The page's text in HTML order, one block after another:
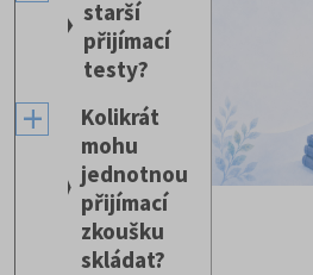
starší
přijímací
testy?
Kolikrát
mohu
jednotnou
přijímací
zkoušku
skládat?